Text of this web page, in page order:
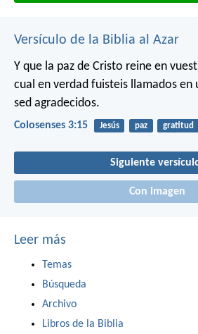
Versículo de la Biblia al Azar
Y que la paz de Cristo reine en
cual en verdad fuisteis llamados en
sed agradecidos.
Colosenses 3:15 Jesús paz gratitud
Siguiente
Con imagen
Leer más
Temas
Búsqueda
Archivo
Libros de la Biblia